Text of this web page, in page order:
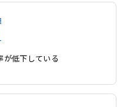
が低下している